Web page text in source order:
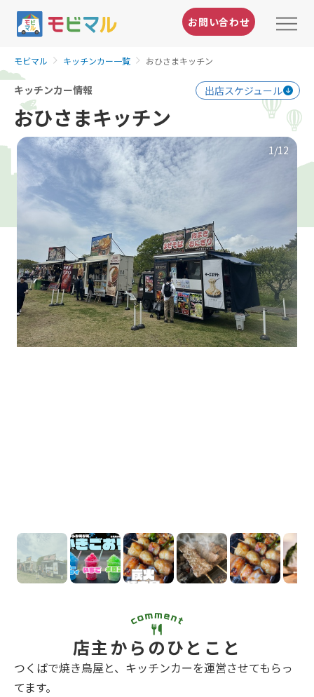
お問い合わせ
モビマル キッチンカー一覧 おひさまキッチン
キッチンカー情報 出店スケジュール
おひさまキッチン
1 /12
店主からのひとこと
つくばで焼き鳥屋と、キッチンカーを運営させてもらっ
てます。